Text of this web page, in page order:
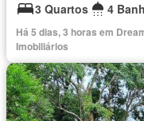
3 Quartos
4
Há 5 dias, 3 horas em
Imobiliários